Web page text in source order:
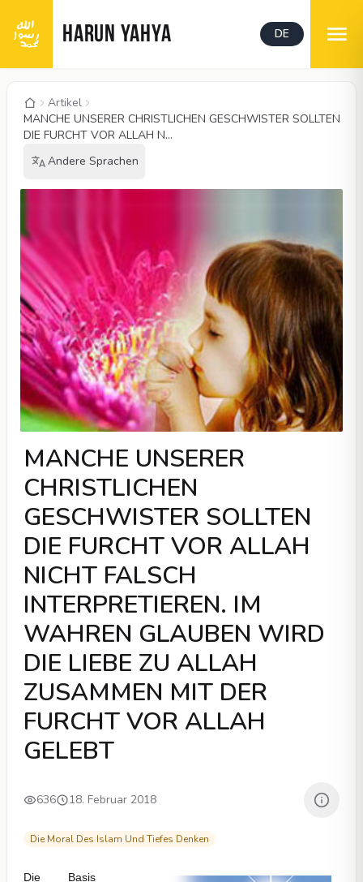
HARUN YAHYA DE
Artikel
MANCHE UNSERER CHRISTLICHEN GESCHWISTER SOLLTEN
DIE FURCHT VOR ALLAH N...
Andere Sprachen
MANCHE UNSERER
CHRISTLICHEN
GESCHWISTER SOLLTEN
DIE FURCHT VOR ALLAH
NICHT FALSCH
INTERPRETIEREN. IM
WAHREN GLAUBEN WIRD
DIE LIEBE ZU ALLAH
ZUSAMMEN MIT DER
FURCHT VOR ALLAH
GELEBT
636 18. Februar 2018
Die Moral Des Islam Und Tiefes Denken
Die Basis